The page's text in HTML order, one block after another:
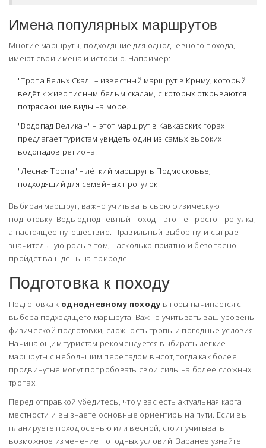
Имена популярных маршрутов
Многие маршруты, подходящие для однодневного похода,
имеют свои имена и историю. Например:
"Тропа Белых Скал" – известный маршрут в Крыму, который
ведёт к живописным белым скалам, с которых открываются
потрясающие виды на море.
"Водопад Великан" – этот маршрут в Кавказских горах
предлагает туристам увидеть один из самых высоких
водопадов региона.
"Лесная Тропа" – лёгкий маршрут в Подмосковье,
подходящий для семейных прогулок.
Выбирая маршрут, важно учитывать свою физическую
подготовку. Ведь однодневный поход – это не просто прогулка,
а настоящее путешествие. Правильный выбор пути сыграет
значительную роль в том, насколько приятно и безопасно
пройдёт ваш день на природе.
Подготовка к походу
Подготовка к однодневному походу в горы начинается с
выбора подходящего маршрута. Важно учитывать ваш уровень
физической подготовки, сложность тропы и погодные условия.
Начинающим туристам рекомендуется выбирать легкие
маршруты с небольшим перепадом высот, тогда как более
продвинутые могут попробовать свои силы на более сложных
тропах.
Перед отправкой убедитесь, что у вас есть актуальная карта
местности и вы знаете основные ориентиры на пути. Если вы
планируете поход осенью или весной, стоит учитывать
возможное изменение погодных условий. Заранее узнайте